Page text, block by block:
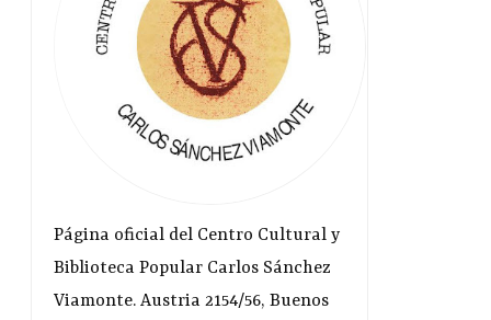
Página oficial del Centro Cultural y
Biblioteca Popular Carlos Sánchez
Viamonte. Austria 2154/56, Buenos